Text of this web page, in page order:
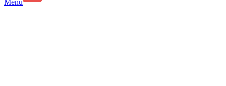
Menú